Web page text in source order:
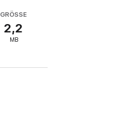
GRÖSSE
2,2
MB